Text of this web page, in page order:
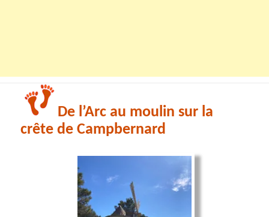
De l’Arc au moulin sur la
crête de Campbernard